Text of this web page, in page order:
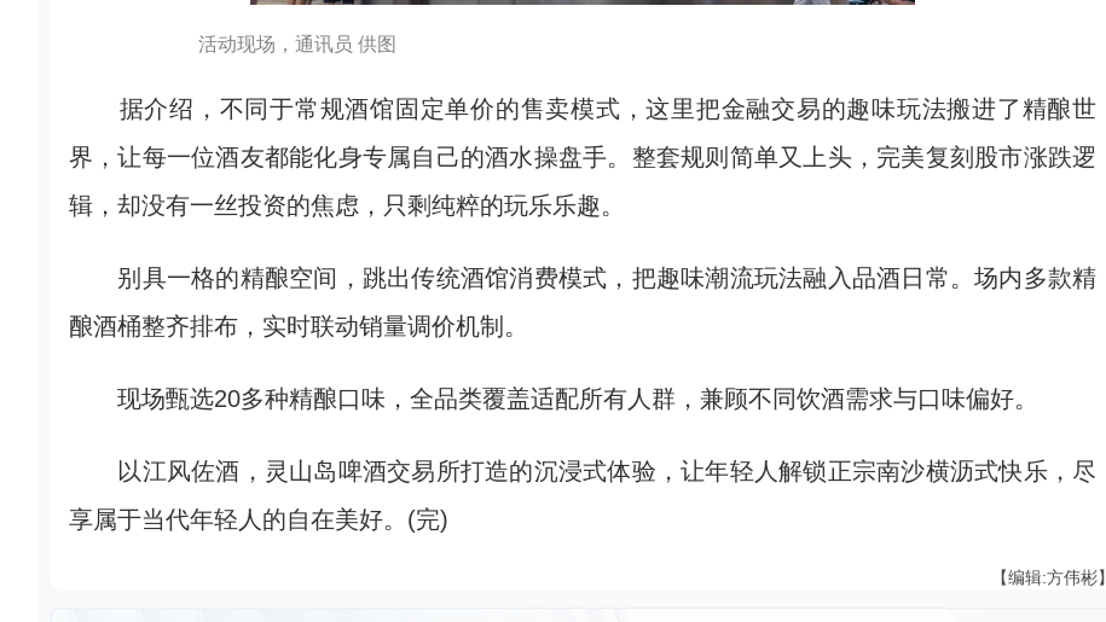
活动现场，通讯员 供图
据介绍，不同于常规酒馆固定单价的售卖模式，这里把金融交易的趣味玩法搬进了精酿世
界，让每一位酒友都能化身专属自己的酒水操盘手。整套规则简单又上头，完美复刻股市涨跌逻
辑，却没有一丝投资的焦虑，只剩纯粹的玩乐乐趣。
别具一格的精酿空间，跳出传统酒馆消费模式，把趣味潮流玩法融入品酒日常。场内多款精
酿酒桶整齐排布，实时联动销量调价机制。
现场甄选20多种精酿口味，全品类覆盖适配所有人群，兼顾不同饮酒需求与口味偏好。
以江风佐酒，灵山岛啤酒交易所打造的沉浸式体验，让年轻人解锁正宗南沙横沥式快乐，尽
享属于当代年轻人的自在美好。(完)
【编辑:方伟彬】